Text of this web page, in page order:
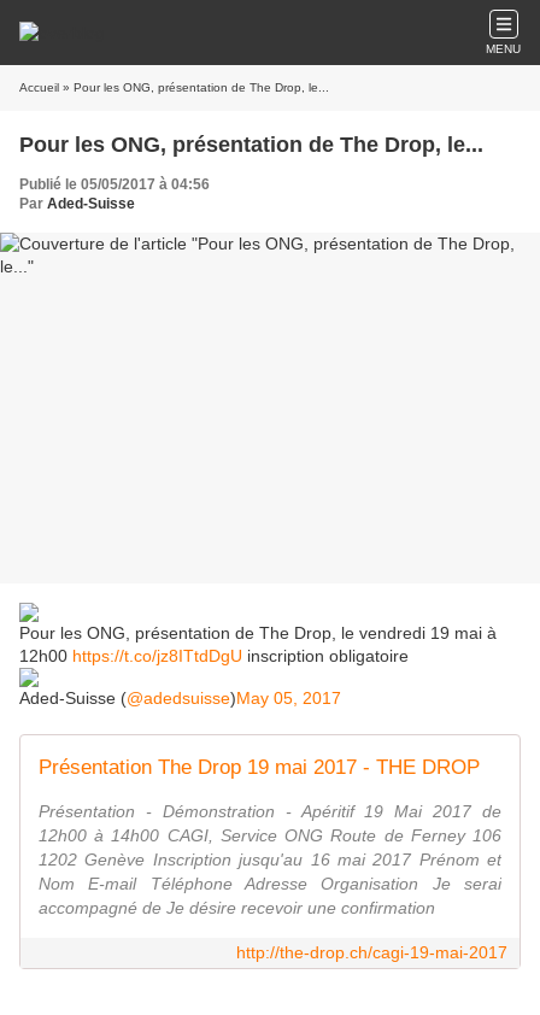
MENU
Accueil » Pour les ONG, présentation de The Drop, le...
Pour les ONG, présentation de The Drop, le...
Publié le 05/05/2017 à 04:56
Par Aded-Suisse
Pour les ONG, présentation de The Drop, le vendredi 19 mai à
12h00 https://t.co/jz8ITtdDgU inscription obligatoire
Aded-Suisse (@adedsuisse)May 05, 2017
Présentation The Drop 19 mai 2017 - THE DROP
Présentation - Démonstration - Apéritif 19 Mai 2017 de
12h00 à 14h00 CAGI, Service ONG Route de Ferney 106
1202 Genève Inscription jusqu'au 16 mai 2017 Prénom et
Nom E-mail Téléphone Adresse Organisation Je serai
accompagné de Je désire recevoir une confirmation
http://the-drop.ch/cagi-19-mai-2017